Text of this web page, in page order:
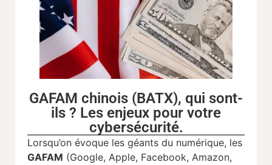
GAFAM chinois (BATX), qui sont-
ils ? Les enjeux pour votre
cybersécurité.
Lorsqu’on évoque les géants du numérique, les
GAFAM (Google, Apple, Facebook, Amazon,